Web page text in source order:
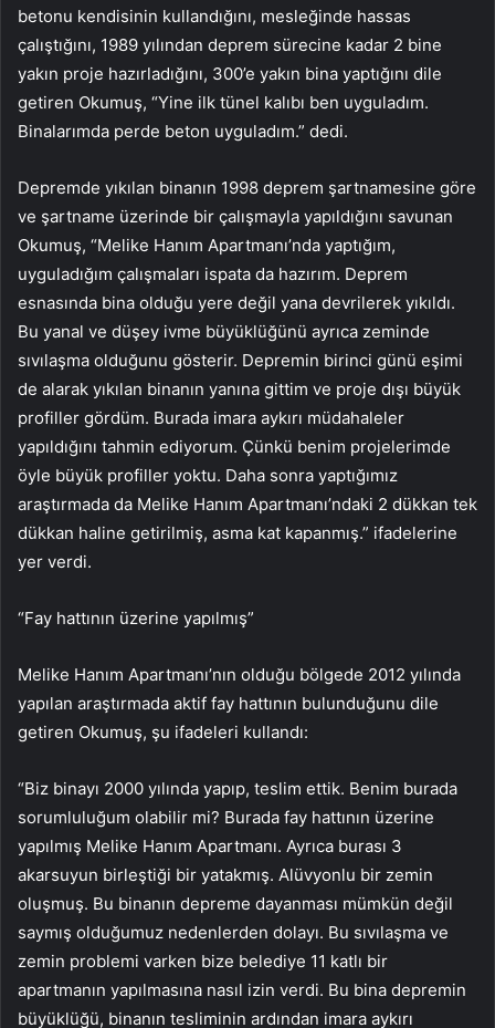
betonu kendisinin kullandığını, mesleğinde hassas
çalıştığını, 1989 yılından deprem sürecine kadar 2 bine
yakın proje hazırladığını, 300’e yakın bina yaptığını dile
getiren Okumuş, “Yine ilk tünel kalıbı ben uyguladım.
Binalarımda perde beton uyguladım.” dedi.
Depremde yıkılan binanın 1998 deprem şartnamesine göre
ve şartname üzerinde bir çalışmayla yapıldığını savunan
Okumuş, “Melike Hanım Apartmanı’nda yaptığım,
uyguladığım çalışmaları ispata da hazırım. Deprem
esnasında bina olduğu yere değil yana devrilerek yıkıldı.
Bu yanal ve düşey ivme büyüklüğünü ayrıca zeminde
sıvılaşma olduğunu gösterir. Depremin birinci günü eşimi
de alarak yıkılan binanın yanına gittim ve proje dışı büyük
profiller gördüm. Burada imara aykırı müdahaleler
yapıldığını tahmin ediyorum. Çünkü benim projelerimde
öyle büyük profiller yoktu. Daha sonra yaptığımız
araştırmada da Melike Hanım Apartmanı’ndaki 2 dükkan tek
dükkan haline getirilmiş, asma kat kapanmış.” ifadelerine
yer verdi.
“Fay hattının üzerine yapılmış”
Melike Hanım Apartmanı’nın olduğu bölgede 2012 yılında
yapılan araştırmada aktif fay hattının bulunduğunu dile
getiren Okumuş, şu ifadeleri kullandı:
“Biz binayı 2000 yılında yapıp, teslim ettik. Benim burada
sorumluluğum olabilir mi? Burada fay hattının üzerine
yapılmış Melike Hanım Apartmanı. Ayrıca burası 3
akarsuyun birleştiği bir yatakmış. Alüvyonlu bir zemin
oluşmuş. Bu binanın depreme dayanması mümkün değil
saymış olduğumuz nedenlerden dolayı. Bu sıvılaşma ve
zemin problemi varken bize belediye 11 katlı bir
apartmanın yapılmasına nasıl izin verdi. Bu bina depremin
büyüklüğü, binanın tesliminin ardından imara aykırı